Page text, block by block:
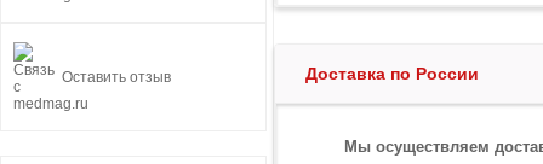
Оставить отзыв Доставка по России
Мы осуществляем